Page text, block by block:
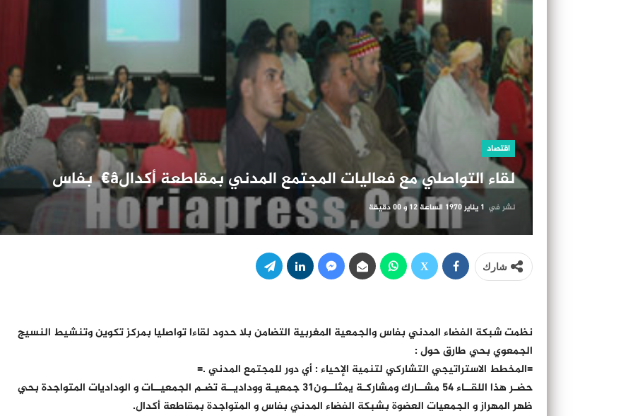
اقتصاد
لقاء التواصلي مع فعاليات المجتمع المدني بمقاطعة أكدالâ€ژ بفاس
نشر في 1 يناير 1970 الساعة 12 و 00 دقيقة
شارك
نظمت شبكة الفضاء المدني بفاس والجمعية المغربية التضامن بلا حدود لقاءا تواصليا بمركز تكوين وتنشيط النسيج
الجمعوي بحي طارق حول :
=المخطط الاستراتيجي التشاركي لتنمية الإحياء : أي دور للمجتمع المدني .=
حضـر هذا اللقــاء 54 مشــارك ومشاركـة يمثلــون31 جمعيـة ووداديــة تضـم الجمعيــات و الوداديات المتواجدة بحي
ظهر المهراز و الجمعيات العضوة بشبكة الفضاء المدني بفاس و المتواجدة بمقاطعة أكدال.